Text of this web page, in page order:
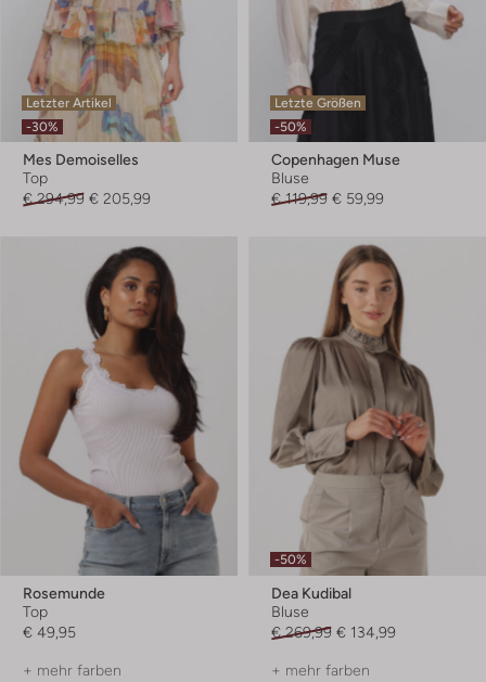
Letzter Artikel
-30%
Mes Demoiselles
Top
€ 294,99 € 205,99
Letzte Größen
-50%
Copenhagen Muse
Bluse
€ 119,99 € 59,99
Rosemunde
Top
€ 49,95
+ mehr farben
-50%
Dea Kudibal
Bluse
€ 269,99 € 134,99
+ mehr farben